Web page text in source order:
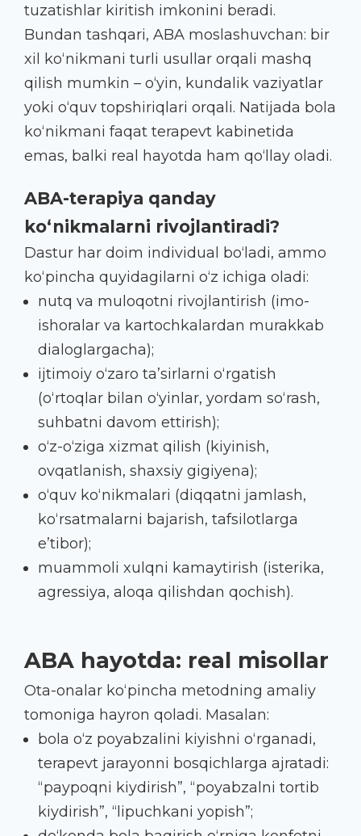
tuzatishlar kiritish imkonini beradi.
Bundan tashqari, ABA moslashuvchan: bir
xil ko‘nikmani turli usullar orqali mashq
qilish mumkin – o‘yin, kundalik vaziyatlar
yoki o‘quv topshiriqlari orqali. Natijada bola
ko‘nikmani faqat terapevt kabinetida
emas, balki real hayotda ham qo‘llay oladi.
ABA-terapiya qanday
ko‘nikmalarni rivojlantiradi?
Dastur har doim individual bo‘ladi, ammo
ko‘pincha quyidagilarni o‘z ichiga oladi:
nutq va muloqotni rivojlantirish (imo-
ishoralar va kartochkalardan murakkab
dialoglargacha);
ijtimoiy o‘zaro ta’sirlarni o‘rgatish
(o‘rtoqlar bilan o‘yinlar, yordam so‘rash,
suhbatni davom ettirish);
o‘z-o‘ziga xizmat qilish (kiyinish,
ovqatlanish, shaxsiy gigiyena);
o‘quv ko‘nikmalari (diqqatni jamlash,
ko‘rsatmalarni bajarish, tafsilotlarga
e’tibor);
muammoli xulqni kamaytirish (isterika,
agressiya, aloqa qilishdan qochish).
ABA hayotda: real misollar
Ota-onalar ko‘pincha metodning amaliy
tomoniga hayron qoladi. Masalan:
bola o‘z poyabzalini kiyishni o‘rganadi,
terapevt jarayonni bosqichlarga ajratadi:
“paypoqni kiydirish”, “poyabzalni tortib
kiydirish”, “lipuchkani yopish”;